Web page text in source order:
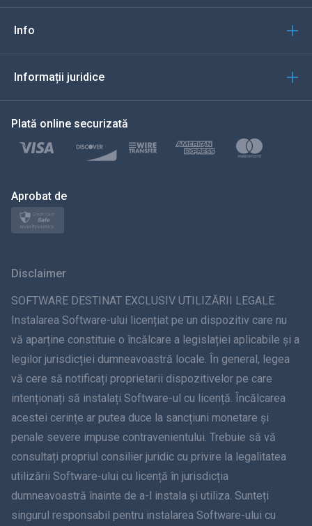
Türkçe
Polski
ภาษาไทย
Dansk
हिंदी
עברית
Română
Info
Informații juridice
Plată online securizată
Aprobat de
Disclaimer
SOFTWARE DESTINAT EXCLUSIV UTILIZĂRII LEGALE.
Instalarea Software-ului licențiat pe un dispozitiv care nu
vă aparține constituie o încălcare a legislației aplicabile și a
legilor jurisdicției dumneavoastră locale. În general, legea
vă cere să notificați proprietarii dispozitivelor pe care
intenționați să instalați Software-ul cu licență. Încălcarea
acestei cerințe ar putea duce la sancțiuni monetare și
penale severe impuse contravenientului. Trebuie să vă
consultați propriul consilier juridic cu privire la legalitatea
utilizării Software-ului cu licență în jurisdicția
dumneavoastră înainte de a-l instala și utiliza. Sunteți
singurul responsabil pentru instalarea Software-ului cu